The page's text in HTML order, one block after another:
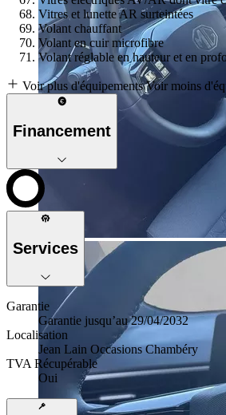
Vitres et lunette AR surteintées
Volant chauffant
Volant en cuir microfibre
Volant réglable en hauteur et en
Voir plus d'équipements Voir moins
Financement
Services
Garantie
Garantie jusqu’au 29/04/2032
Localisation
Jean Lain Occasions Chambéry
TVA Récupérable
Oui